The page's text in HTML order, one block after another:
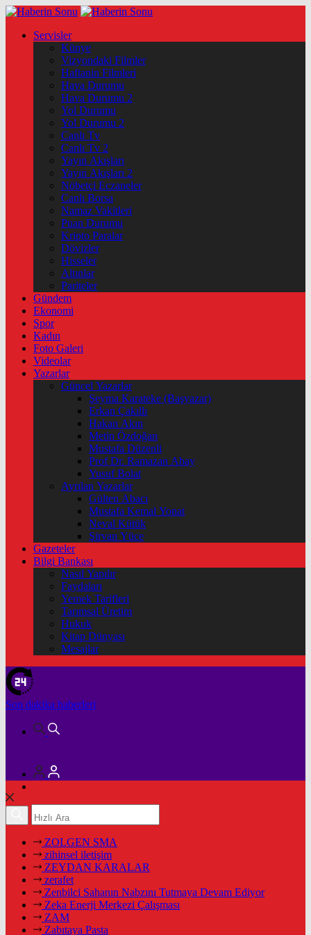
Servisler
Künye
Vizyondaki Filmler
Haftanin Filmleri
Hava Durumu
Hava Durumu 2
Yol Durumu
Yol Durumu 2
Canlı Tv
Canlı Tv 2
Yayın Akışları
Yayın Akışları 2
Nöbetçi Eczaneler
Canlı Borsa
Namaz Vakitleri
Puan Durumu
Kripto Paralar
Dövizler
Hisseler
Altınlar
Pariteler
Gündem
Ekonomi
Spor
Kadın
Foto Galeri
Videolar
Yazarlar
Güncel Yazarlar
Şeyma Karateke (Başyazar)
Erkan Çakıllı
Hakan Akın
Metin Özdoğan
Mustafa Düzenli
Prof Dr. Ramazan Abay
Yusuf Bolat
Ayrılan Yazarlar
Gülten Abacı
Mustafa Kemal Yonat
Neval Kütük
Şirvan Yüce
Gazeteler
Bilgi Bankası
Nasıl Yapılır
Faydaları
Yemek Tarifleri
Tarımsal Üretim
Hukuk
Kitap Dünyası
Mesajlar
Son dakika haberleri
ZOLGEN SMA
zihinsel iletişim
ZEYDAN KARALAR
zerafet
Zenbilci Sahanın Nabzını Tutmaya Devam Ediyor
Zeka Enerji Merkezi Çalışması
ZAM
Zabıtaya Pasta